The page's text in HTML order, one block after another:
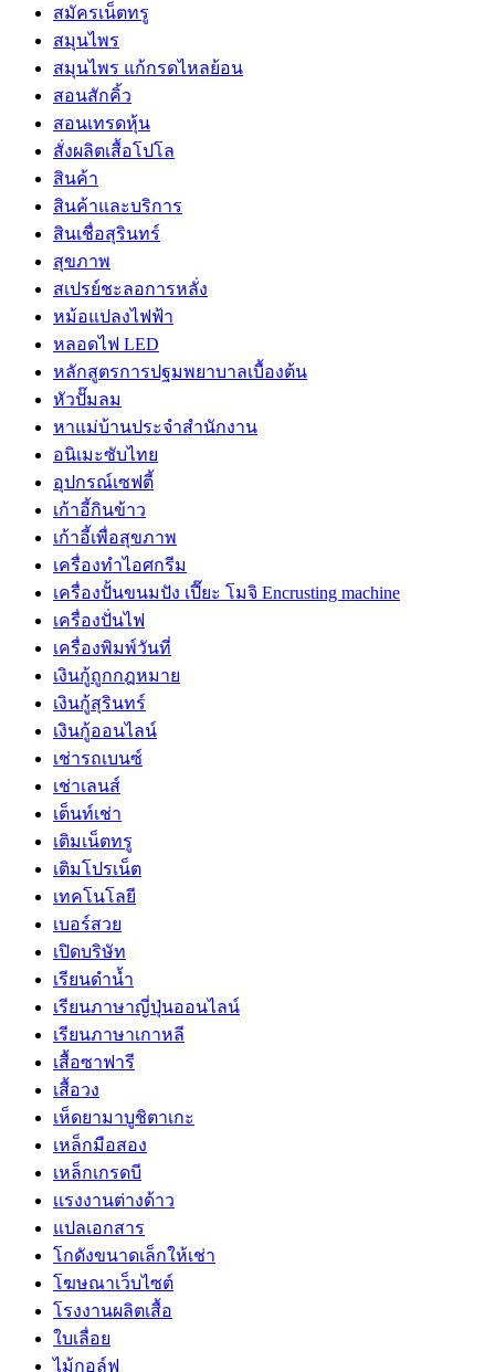
สมัครเน็ตทรู
สมุนไพร
สมุนไพร แก้กรดไหลย้อน
สอนสักคิ้ว
สอนเทรดหุ้น
สั่งผลิตเสื้อโปโล
สินค้า
สินค้าและบริการ
สินเชื่อสุรินทร์
สุขภาพ
สเปรย์ชะลอการหลั่ง
หม้อแปลงไฟฟ้า
หลอดไฟ LED
หลักสูตรการปฐมพยาบาลเบื้องต้น
หัวปั๊มลม
หาแม่บ้านประจำสำนักงาน
อนิเมะซับไทย
อุปกรณ์เซฟตี้
เก้าอี้กินข้าว
เก้าอี้เพื่อสุขภาพ
เครื่องทำไอศกรีม
เครื่องปั้นขนมปัง เปี๊ยะ โมจิ Encrusting machine
เครื่องปั่นไฟ
เครื่องพิมพ์วันที่
เงินกู้ถูกกฎหมาย
เงินกู้สุรินทร์
เงินกู้ออนไลน์
เช่ารถเบนซ์
เช่าเลนส์
เต็นท์เช่า
เติมเน็ตทรู
เติมโปรเน็ต
เทคโนโลยี
เบอร์สวย
เปิดบริษัท
เรียนดำน้ำ
เรียนภาษาญี่ปุ่นออนไลน์
เรียนภาษาเกาหลี
เสื้อซาฟารี
เสื้อวง
เห็ดยามาบูชิตาเกะ
เหล็กมือสอง
เหล็กเกรดบี
เเรงงานต่างด้าว
แปลเอกสาร
โกดังขนาดเล็กให้เช่า
โฆษณาเว็บไซต์
โรงงานผลิตเสื้อ
ใบเลื่อย
ไม้กอล์ฟ